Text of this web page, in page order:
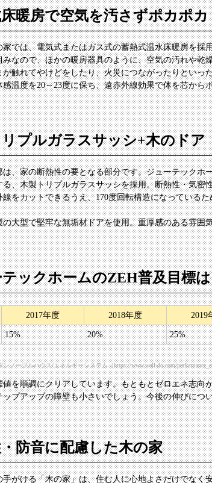
暖房で空気を汚さずポカポカ
では、電気式またはガス式の蓄熱式温水床暖房を採
なので、ほかの暖房器具のように、空気の汚れや乾
触れてやけどをしたり、火災につながったりといっ
温度を20～23度に保ち、遠赤外線効果で体を芯から
プルガラスサッシ+木のドア
、家の断熱性の要となる部分です。ジューテックホ
、木製トリプルガラスサッシを採用。断熱性・気密
をカットできるうえ、170度回転構造になっている
大型で堅牢な無垢材ドアを使用。重厚感のある雰囲
ックホームのZEH普及目標
2017年度 2018年度 2019
15% 20% 25%
ノーブルハウス/エネルギーシステム（https://www.well-do.com/
値を順調にクリアしています。もともとゼロエネ志向
プアップの障壁も小さいでしょう。今後の伸びにつ
防音に配慮した木の家
がける「木の家」は、住む人に心地よさだけでなく